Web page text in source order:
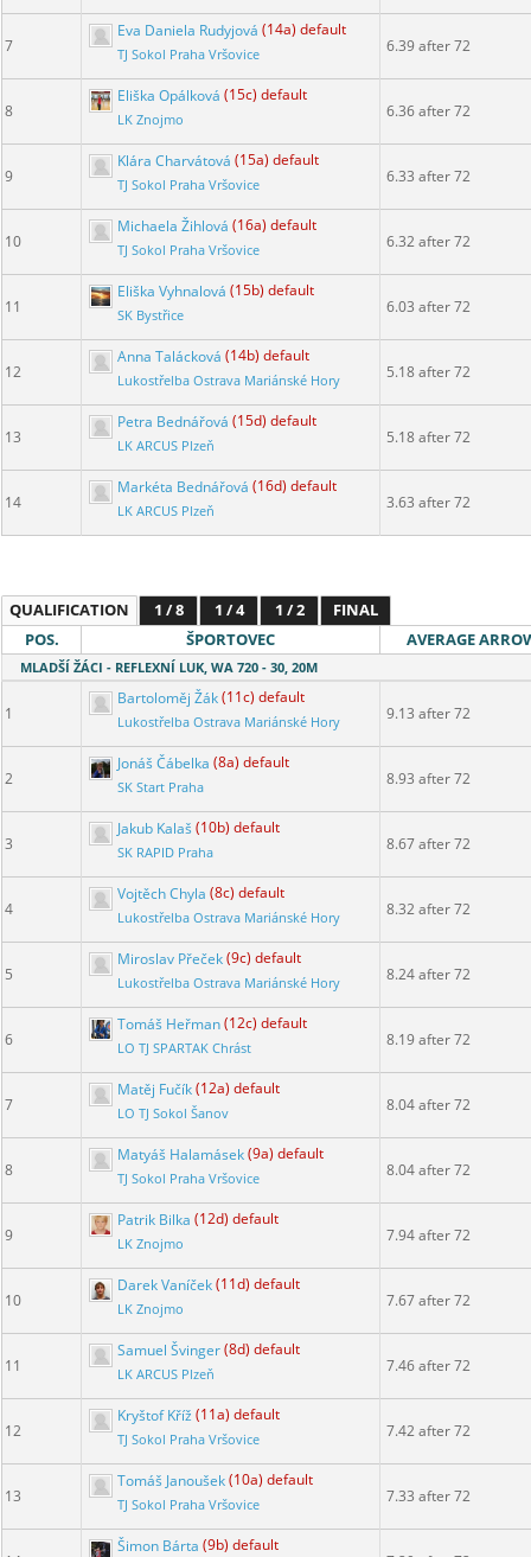
7
Eva Daniela Rudyjová (14a) default
TJ Sokol Praha Vršovice 6.39 after 72
8
Eliška Opálková (15c) default
LK Znojmo 6.36 after 72
9
Klára Charvátová (15a) default
TJ Sokol Praha Vršovice 6.33 after 72
10
Michaela Žihlová (16a) default
TJ Sokol Praha Vršovice 6.32 after 72
11
Eliška Vyhnalová (15b) default
SK Bystřice 6.03 after 72
12
Anna Talácková (14b) default
Lukostřelba Ostrava Mariánské Hory 5.18 after 72
13
Petra Bednářová (15d) default
LK ARCUS Plzeň 5.18 after 72
14
Markéta Bednářová (16d) default
LK ARCUS Plzeň 3.63 after 72
QUALIFICATION 1 / 8 1 / 4 1 / 2
FINAL
POS.
ŠPORTOVEC AVERAGE
MLADŠÍ ŽÁCI - REFLEXNÍ LUK, WA 720 - 30, 20M
1
Bartoloměj Žák(11c) default
Lukostřelba Ostrava Mariánské Hory 9.13 after 72
2
Jonáš Čábelka (8a) default
SK Start Praha 8.93 after 72
3
Jakub Kalaš (10b) default
SK RAPID Praha 8.67 after 72
4
Vojtěch Chyla (8c) default
Lukostřelba Ostrava Mariánské Hory 8.32 after 72
5
Miroslav Přeček(9c) default
Lukostřelba Ostrava Mariánské Hory 8.24 after 72
6
Tomáš Heřman(12c) default
LO TJ SPARTAK Chrást 8.19 after 72
7
Matěj Fučík(12a) default
LO TJ Sokol Šanov 8.04 after 72
8
Matyáš Halamásek(9a) default
TJ Sokol Praha Vršovice 8.04 after 72
9
Patrik Bilka (12d) default
LK Znojmo 7.94 after 72
10
Darek Vaníček(11d) default
LK Znojmo 7.67 after 72
11
Samuel Švinger(8d) default
LK ARCUS Plzeň 7.46 after 72
12
Kryštof Kříž (11a) default
TJ Sokol Praha Vršovice 7.42 after 72
13
Tomáš Janoušek(10a) default
TJ Sokol Praha Vršovice 7.33 after 72
Šimon Bárta (9b) default